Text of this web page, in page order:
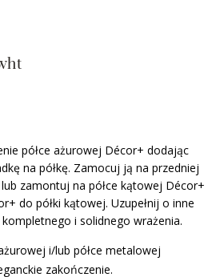
półce ażurowej Décor+ dodając
na półkę. Zamocuj ją na przedniej
zamontuj na półce kątowej Décor+
do półki kątowej. Uzupełnij o inne
i solidnego wrażenia.
i/lub półce metalowej
zakończenie.